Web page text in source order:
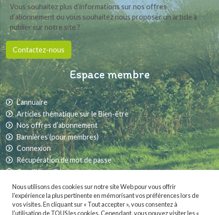
Vous souhaitez plus d’informations sur nos offres
d’abonnement ou vous souhaitez nous proposer un article à
publier sur notre site ?
Contactez-nous
Espace membre
L’annuaire
Articles thématique sur le Bien-être
Nos offres d’abonnement
Bannières (pour membres)
Connexion
Récupération de mot de passe
Conditions Générales de vente
Partager sur les réseaux sociaux :
Nous utilisons des cookies sur notre site Web pour vous offrir
l'expérience la plus pertinente en mémorisant vos préférences lors de
vos visites. En cliquant sur « Tout accepter », vous consentez à
l'utilisation de TOUS les cookies. Cependant, vous pouvez visiter les «